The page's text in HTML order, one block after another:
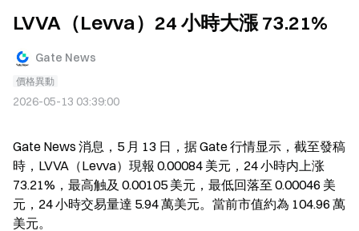
LVVA（Levva）24 小時大漲 73.21%
Gate News
價格異動
2026-05-13 03:39:00
Gate News 消息，5 月 13 日，据 Gate 行情显示，截至發稿
時，LVVA（Levva）現報 0.00084 美元，24 小時内上涨
73.21%，最高触及 0.00105 美元，最低回落至 0.00046 美
元，24 小時交易量達 5.94 萬美元。當前市值約為 104.96 萬
美元。